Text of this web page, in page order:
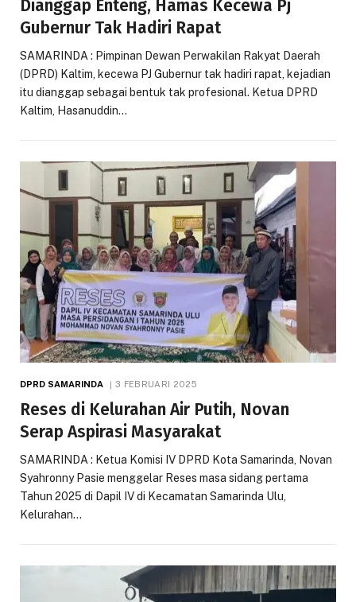
Dianggap Enteng, Hamas Kecewa Pj
Gubernur Tak Hadiri Rapat
SAMARINDA : Pimpinan Dewan Perwakilan Rakyat Daerah
(DPRD) Kaltim, kecewa PJ Gubernur tak hadiri rapat, kejadian
itu dianggap sebagai bentuk tak profesional. Ketua DPRD
Kaltim, Hasanuddin…
DPRD SAMARINDA 3 FEBRUARI 2025
Reses di Kelurahan Air Putih, Novan
Serap Aspirasi Masyarakat
SAMARINDA : Ketua Komisi IV DPRD Kota Samarinda, Novan
Syahronny Pasie menggelar Reses masa sidang pertama
Tahun 2025 di Dapil IV di Kecamatan Samarinda Ulu,
Kelurahan…